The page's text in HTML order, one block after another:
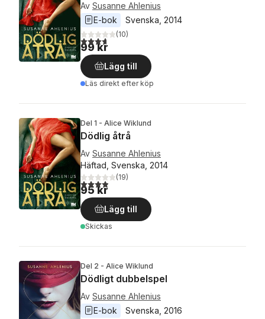
Av Susanne Ahlenius
E-bok
Svenska 2014
3,7utav 5 stjärnor. Totalt antal röster:
(10)
99 kr
Lägg till
Läs direkt efter köp
Del 1 - Alice Wiklund
Dödlig åtrå
Av Susanne Ahlenius
Häftad, Svenska, 2014
3,9utav 5 stjärnor. Totalt antal röster:
(19)
95 kr
Lägg till
Skickas
Del 2 - Alice Wiklund
Dödligt dubbelspel
Av Susanne Ahlenius
E-bok
Svenska 2016